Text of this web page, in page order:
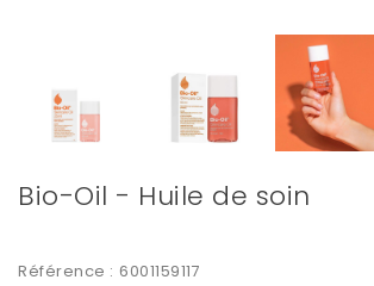
Bio-Oil - Huile de soin
Référence : 6001159117